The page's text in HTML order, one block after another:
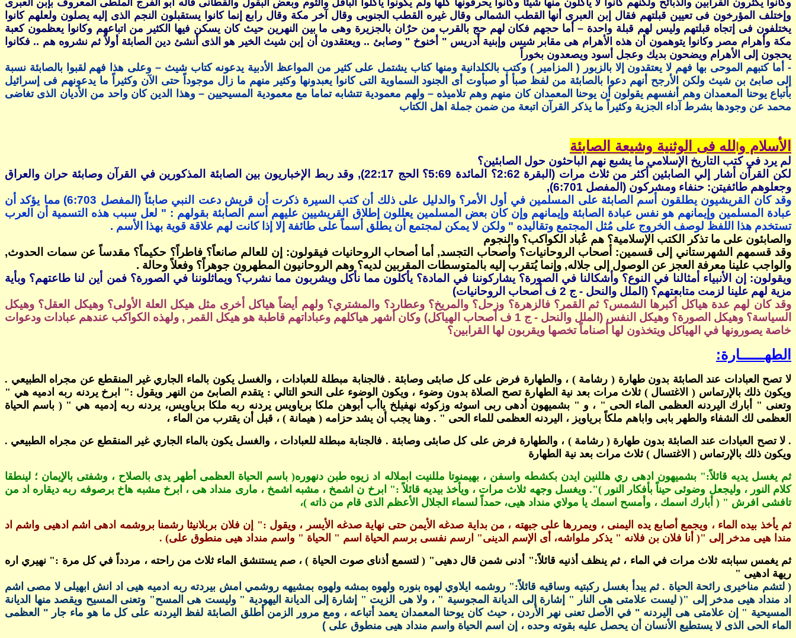
وكانوا يكثرون القرابين والذبائح ولكنهم كانوا لا يأكلون منها شيئاً وكانوا يحرقونها كلها ولم يكونوا يأكلوا الباقل والثوم وبعض البقول والقطانى قاله أبو الفرج الملطى المعروف بإبن العبرى
وإختلف المؤرخون فى تعيين قبلتهم فقال إبن العبرى أنها القطب الشمالى وقال غيره القطب الجنوبى وقال آخر مكة وقال رابع إنما كانوا يستقبلون النجم الذى إليه يصلون ولعلهم كانوا
يختلفون فى إتجاه قبلتهم وليس لهم قبلة واحدة – أما حجهم فكان لهم حج بالقرب من حرٌان بالجزيرة وهى ما بين النهرين حيث كان يسكن فيها الكثير من اتباعهم وكانوا يعظمون كعبة
مكة وأهرام مصر وكانوا يتوهمون أن هذه الأهرام هى مقابر شيس وإبنية أدريس " أخنوخ " وصابئ .. ويعتقدون أن إبن شيث الخير هو الذى أنشئ دين الصابئة أولاً ثم نشروه هم .. فكانوا
يحجون إلى الأهرام ويضحون بديك وعجل أسود ويصعدون بخوراً
- أما كتبهم الموحى بها فهم لا يعتقدون إلا بالزبور ( المزامير ) وكتب بالكلدانية ومنها كتاب يشتمل على كثير من المواعظ الأدبية يدعونه كتاب شيث – وعلى هذا فهم لقبوا بالصابئة نسبة
إلى صابئ بن شيث ولكن الأرجح أنهم دعوا بالصابئة من لفظ صبأ أو صبأوت أى الجنود السماوية التى كانوا يعبدونها وكثير منهم ما زال موجوداً حتى الآن وكثيراً ما يدعونهم فى إسرائيل
بأتباع يوحنا المعمدان وهم أنفسهم يقولون أن يوحنا المعمدان كان منهم وهم تلاميذه – ولهم معمودية تتشابه تماما مع معمودية المسيحيين – وهذا الدين كان واحد من الأديان الذى تغاضى
محمد عن وجودها بشرط آداء الجزية وكثيراً ما يذكر القرآن اتبعة من ضمن جملة اهل الكتاب
الأسلام و لله فى الوثنية وشيعة الصابئة
لم يرد في كتب التاريخ الإسلامي ما يشبع نهم الباحثون حول الصابئين؟
لكن القرآن أشار إلي الصابئين أكثر من ثلاث مرات (البقرة 2:62؟ المائدة 5:69؟ الحج 22:17), وقد ربط الإخباريون بين الصابئة المذكورين في القرآن وصابئة حران والعراق
وجعلوهم طائفيتن: حنفاء ومشركون (المفصل 6:701),
وقد كان القريشيون يطلقون أسم الصابئة على المسلمين في أول الأمر؟ والدليل على ذلك أن كتب السيرة ذكرت أن قريش دعت
النبي
صابئاً (المفصل 6:703) مما يؤكد أن
عبادة المسلمين وإيمانهم هو نفس عبادة الصابئة وإيمانهم وإن كان بعض المسلمين يعللون إطلاق القريشيين عليهم أسم الصابئة بقولهم : " لعل سبب هذه التسمية أن العرب
تستخدم هذا اللفظ لوصف الخروج على مُثل المجتمع وتقاليده " ولكن لا يمكن لمجتمع أن يطلق أسماً على طائفة إلا إذا كانت لهم علاقة قوية بهذا الأسم .
والصابئون على ما تذكر الكتب الإسلامية؟ هم عُباد الكواكب؟ والنجوم
وقد قسمهم الشهرستاني إلى قسمين: أصحاب الروحانيات؟ وأصحاب التجسد, أما أصحاب الروحانيات فيقولون: إن للعالم صانعاً؟ فاطراً؟ حكيماً؟ مقدساً عن سمات الحدوث,
والواجب علينا معرفة العجز عن الوصول إلى جلاله, وإنما يُتقرب إليه بالمتوسطات المقربين لديه؟ وهم الروحانيون المطهرون جوهراً؟ وفعلاً وحالة .
ويقولون: إن الأنبياء أمثالنا في النوع؟ وأشكالنا في الصورة؟ يشاركوننا في المادة؟ يأكلون مما نأكل ويشربون مما نشرب؟ ويماثلوننا في الصورة؟ فمن أين لنا طاعتهم؟ وبأية
مزية لهم علينا لزمت متابعتهم؟ (الملل والنحل - ج 2 ف أصحاب الروحانيات)
وقد كان لهم عدة هياكل أكبرها الشمس؟ ثم القمر؟ فالزهرة؟ وزحل؟ والمريخ؟ وعطارد؟ والمشتري؟ ولهم أيضاً هياكل أخرى مثل هيكل العلة الأولى؟ وهيكل العقل؟ وهيكل
السياسة؟ وهيكل الصورة؟ وهيكل النفس (الملل والنحل - ج 1 ف أصحاب الهياكل) وكان أشهر هياكلهم وعباداتهم قاطبة هو هيكل القمر , ولهذه الكواكب عندهم عبادات ودعوات
خاصة يصورونها في الهياكل ويتخذون لها أصناماً تخصها ويقربون لها القرابين؟
الطهــــــارة:
لا تصح العبادات عند الصابئة بدون طهارة ( رشامة ) ، والطهارة فرض على كل صابئى وصابئة . فالجنابة مبطلة للعبادات ، والغسل يكون بالماء الجاري غير المنقطع عن مجراه الطبيعي .
ويكون ذلك بالإرتماس ( الاغتسال ) ثلاث مرات بعد نية الطهارة تصح الصلاة بدون وضوء ، ويكون الوضوء على النحو التالي : يتقدم الصابئ من النهر ويقول :" ابرخ يردنه ربه ادميه هي "
وتعنى " أبارك اليردنه العظمى الماء الحى " ، و " بشميهون أدهى ربى اسوثه وزكوثه نهفيلخ ياأب أبوهن ملكا برياويس يردنه ربه ملكا برياويس، يردنه ربه إدميه هي " ( باسم الحياة
العظمى لك الشفاء والطهر بابى واباهم ملكاً برياويز ، اليردنه العظمى للماء الحى " . وهنا يجب أن يشد حزامه ( هيمانة ) ، قبل أن يقترب من الماء ،
. لا تصح العبادات عند الصابئة بدون طهارة ( رشامة ) ، والطهارة فرض على كل صابئى وصابئة . فالجنابة مبطلة للعبادات ، والغسل يكون بالماء الجاري غير المنقطع عن مجراه الطبيعي .
ويكون ذلك بالإرتماس ( الاغتسال ) ثلاث مرات بعد نية الطهارة
ثم يغسل يديه قائلاً:" بشميهون ادهى ري هللنين ايدن بكشطه واسفن ، بهيمنوتا مللنيت ابملاله اد زيوه طبن دنهوره( باسم الحياة العظمى أطهر يدى بالصلاح ، وشفتى بالإيمان ؛ لينطقا
كلام النور ، وليجعل وضوئى حيناً بأفكار النور )". ويغسل وجهه ثلاث مرات ، ويأخذ بيديه قائلاً :" ابرخ ن اشمخ ، مشبه اشمخ ، مارى منداد هى ، ابرخ مشبه هاخ برصوفه ربه ديقاره اد من
تافشى افرش " ( أبارك اسمك ، وأمسح اسمك يا مولاي منداد هيى، حمداً لسماء الجلال الأعظم الذى قام من ذاته )،
ثم يأخذ بيده الماء ، ويجمع أصابع يده اليمنى ، ويمررها على جبهته ، من بداية صدغه الأيمن حتى نهاية صدغه الأيسر ، ويقول :" إن فلان بربلانيثا رشمنا بروشمه ادهى اشم ادهيى واشم اد
مندا هيى مدخر إلى "( أنا فلان بن فلانه " يذكر ملواشه، أى الإسم الدينى" ارسم نفسى برسم الحياة اسم " الحياة " واسم منداد هيى منطوق على) .
ثم يغمس سبابته ثلاث مرات في الماء ، ثم ينظف أذنيه قائلاً:" أدنى شمن قال دهيى" ( لتسمع أذناى صوت الحياة ) ، صم يستنشق الماء ثلاث من راحته ، مردداً في كل مرة :" نهيري اره
ريهة ادهيى "
( لتشم مناخيرى رائحة الحياة . ثم يبدأ بغسل ركبتيه وساقيه قائلاً:" روشمه ايلاوي لهوه بنوره ولهوه بمشه ولهوه بمشيهه روشمي امش بيردته ربه ادميه هيى اد انش ابهيلى لا مصى اشم
اد منداد هيى مدخر إلى "( ليست علامتى هى النار " إشارة إلى الديانة المجوسية " ، ولا هى الزيت " إشارة إلى الديانة اليهودية " وليست هى المسح" وتعنى المسيح ويقصد منها الديانة
المسيحية " إن علامتى هى اليردنه " في الأصل تعنى نهر الأردن ، حيث كان يوحنا المعمدان يعمد أتباعه ، ومع مرور الزمن أطلق الصابئة لفظ اليردنه على كل ما هو ماء جار " العظمى
الماء الحى الذى لا يستطيع الأنسان أن يحصل عليه بقوته وحده ، إن اسم الحياة واسم منداد هيى منطوق على )